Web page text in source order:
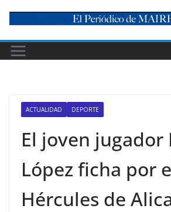
content
ACTUALIDAD DEPORTE
El joven jugador
López ficha por
Hércules de